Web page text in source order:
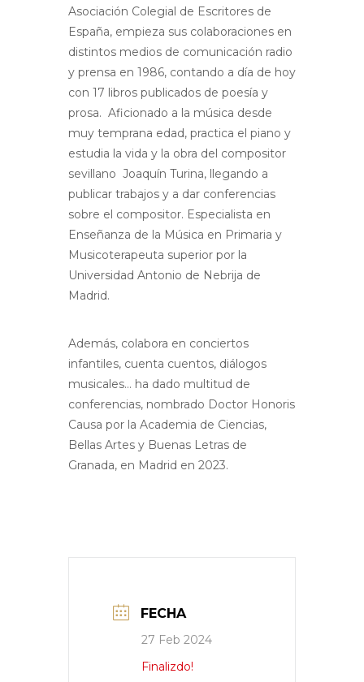
Asociación Colegial de Escritores de
España, empieza sus colaboraciones en
distintos medios de comunicación radio
y prensa en 1986, contando a día de hoy
con 17 libros publicados de poesía y
prosa. Aficionado a la música desde
muy temprana edad, practica el piano y
estudia la vida y la obra del compositor
sevillano Joaquín Turina, llegando a
publicar trabajos y a dar conferencias
sobre el compositor. Especialista en
Enseñanza de la Música en Primaria y
Musicoterapeuta superior por la
Universidad Antonio de Nebrija de
Madrid.
Además, colabora en conciertos
infantiles, cuenta cuentos, diálogos
musicales… ha dado multitud de
conferencias, nombrado Doctor Honoris
Causa por la Academia de Ciencias,
Bellas Artes y Buenas Letras de
Granada, en Madrid en 2023.
FECHA
27 Feb 2024
Finalizdo!